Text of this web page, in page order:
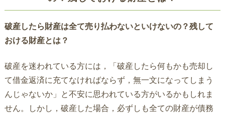
破産したら財産は全て売り払わないといけないの？残して
おける財産とは？
破産を迷われている方には，「破産したら何もかも売却し
て借金返済に充てなければならず，無一文になってしまう
んじゃないか」と不安に思われている方がいるかもしれま
せん。しかし，破産した場合，必ずしも全ての財産が債務